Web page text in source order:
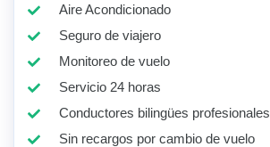
Aire Acondicionado
Seguro de viajero
Monitoreo de vuelo
Servicio 24 horas
Conductores bilingües profesionales
Sin recargos por cambio de vuelo